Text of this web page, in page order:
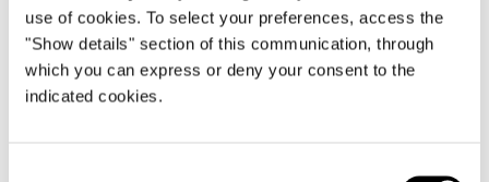
use of cookies. To select your preferences, access the
"Show details" section of this communication, through
which you can express or deny your consent to the
indicated cookies.